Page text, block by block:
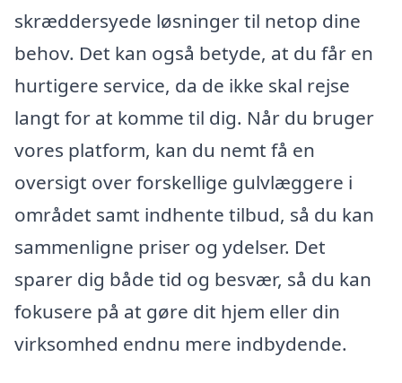
skræddersyede løsninger til netop dine
behov. Det kan også betyde, at du får en
hurtigere service, da de ikke skal rejse
langt for at komme til dig. Når du bruger
vores platform, kan du nemt få en
oversigt over forskellige gulvlæggere i
området samt indhente tilbud, så du kan
sammenligne priser og ydelser. Det
sparer dig både tid og besvær, så du kan
fokusere på at gøre dit hjem eller din
virksomhed endnu mere indbydende.